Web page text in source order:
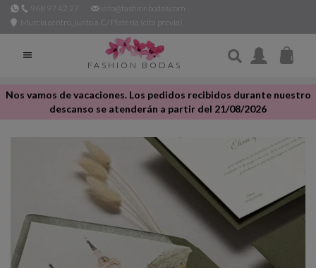
968 97 42 27
info@fashionbodas.com
Murcia centro, junto a C/ Platería (cita previa)

FASHION BODAS
Nos vamos de vacaciones. Los pedidos recibidos durante nuestro
descanso se atenderán a partir del 21/08/2026